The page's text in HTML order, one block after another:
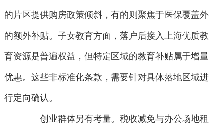
的片区提供购房政策倾斜，有的则聚焦于医保覆盖外
的额外补贴。子女教育方面，落户后接入上海优质教
育资源是普遍权益，但特定区域的教育补贴属于增量
优惠。这些非标准化条款，需要针对具体落地区域进
行定向确认。
创业群体另有考量。税收减免与办公场地租